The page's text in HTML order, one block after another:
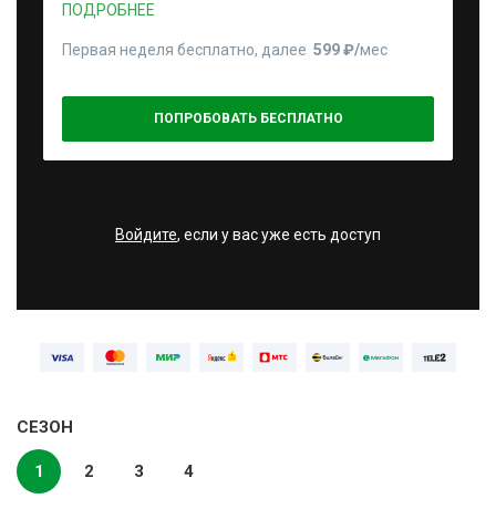
ПОДРОБНЕЕ
Первая неделя бесплатно, далее 599 ₽⁠/⁠мес
ПОПРОБОВАТЬ БЕСПЛАТНО
Войдите, если у вас уже есть доступ
СЕЗОН
1 2 3 4